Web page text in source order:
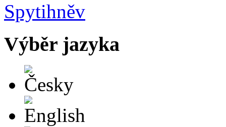
Výběr jazyka